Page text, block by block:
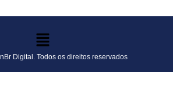
Digital. Todos os direitos reservados